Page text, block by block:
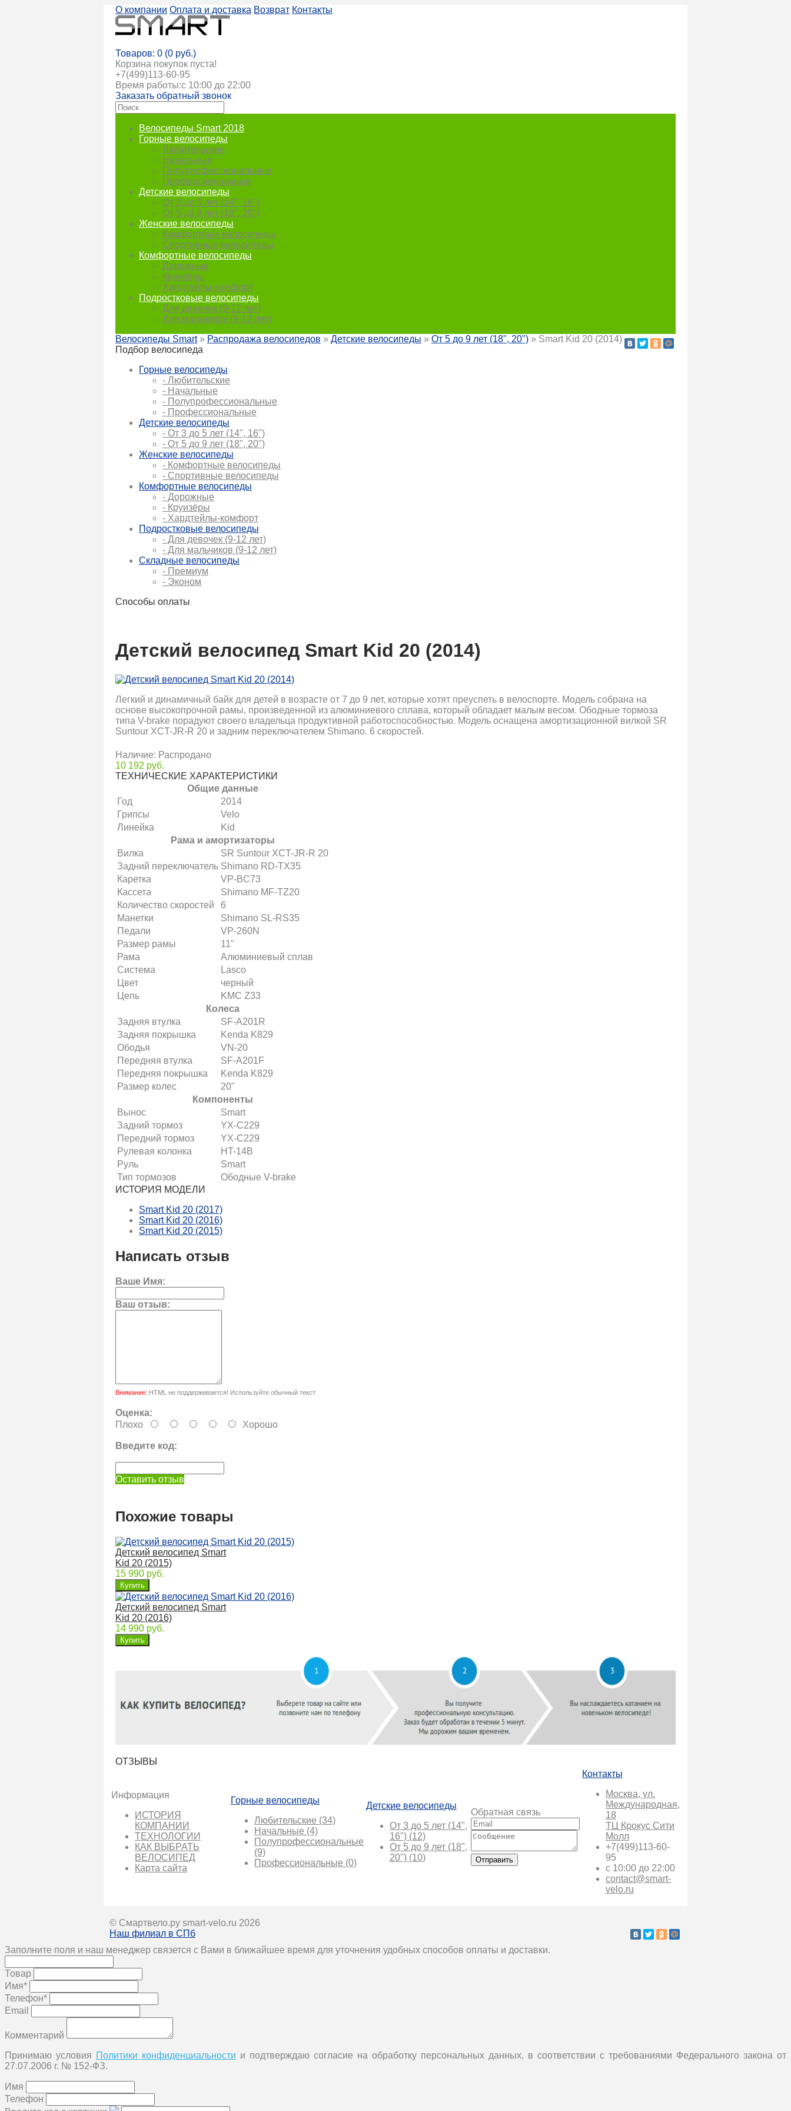
О компании Оплата и доставка Возврат Контакты
Товаров: 0 (0 руб.)
Корзина покупок пуста!
+7(499)113-60-95
Время работы:с 10:00 до 22:00
Заказать обратный звонок
Велосипеды Smart 2018
Горные велосипеды
Любительские
Начальные
Полупрофессиональные
Профессиональные
Детские велосипеды
От 3 до 5 лет (14", 16")
От 5 до 9 лет (18", 20")
Женские велосипеды
Комфортные велосипеды
Спортивные велосипеды
Комфортные велосипеды
Дорожные
Круизёры
Хардтейлы-комфорт
Подростковые велосипеды
Для девочек (9-12 лет)
Для мальчиков (9-12 лет)
Велосипеды Smart» Распродажа велосипедов » Детские велосипеды » От 5 до 9 лет (18", 20") » Smart Kid 20 (2014)
Подбор велосипеда
Горные велосипеды
- Любительские
- Начальные
- Полупрофессиональные
- Профессиональные
Детские велосипеды
- От 3 до 5 лет (14", 16")
- От 5 до 9 лет (18", 20")
Женские велосипеды
- Комфортные велосипеды
- Спортивные велосипеды
Комфортные велосипеды
- Дорожные
- Круизёры
- Хардтейлы-комфорт
Подростковые велосипеды
- Для девочек (9-12 лет)
- Для мальчиков (9-12 лет)
Складные велосипеды
- Премиум
- Эконом
Способы оплаты
Детский велосипед Smart Kid 20 (2014)
Легкий и динамичный байк для детей в возрасте от 7 до 9 лет, которые хотят преуспеть в велоспорте. Модель собрана на
основе высокопрочной рамы, произведенной из алюминиевого сплава, который обладает малым весом. Ободные тормоза
типа V-brake порадуют своего владельца продуктивной работоспособностью. Модель оснащена амортизационной вилкой SR
Suntour XCT-JR-R 20 и задним переключателем Shimano. 6 скоростей.
Наличие: Распродано
10 192 руб.
ТЕХНИЧЕСКИЕ ХАРАКТЕРИСТИКИ
Общие данные
Год
2014
Грипсы
Velo
Линейка
Kid
Рама и амортизаторы
Вилка
SR Suntour XCT-JR-R 20
Задний переключатель Shimano RD-TX35
Каретка
VP-BC73
Кассета
Shimano MF-TZ20
Количество скоростей
6
Манетки
Shimano SL-RS35
Педали
VP-260N
Размер рамы
11"
Рама
Алюминиевый сплав
Система
Lasco
Цвет
черный
Цепь
KMC Z33
Колеса
Задняя втулка
SF-A201R
Задняя покрышка
Kenda K829
Ободья
VN-20
Передняя втулка
SF-A201F
Передняя покрышка
Kenda K829
Размер колес
20"
Компоненты
Вынос
Smart
Задний тормоз
YX-C229
Передний тормоз
YX-C229
Рулевая колонка
HT-14B
Руль
Smart
Тип тормозов
Ободные V-brake
ИСТОРИЯ МОДЕЛИ
Smart Kid 20 (2017)
Smart Kid 20 (2016)
Smart Kid 20 (2015)
Написать отзыв
Ваше Имя:
Ваш отзыв:
Внимание: HTML не поддерживается! Используйте обычный текст.
Оценка:
Плохо
Хорошо
Введите код:
Оставить отзыв
Похожие товары
Детский велосипед Smart
Kid 20 (2015)
15 990 руб.
Детский велосипед Smart
Kid 20 (2016)
14 990 руб.
ОТЗЫВЫ
Информация
ИСТОРИЯ
КОМПАНИИ
ТЕХНОЛОГИИ
КАК ВЫБРАТЬ
ВЕЛОСИПЕД
Карта сайта
Горные велосипеды
Любительские (34)
Начальные (4)
Полупрофессиональные
(9)
Профессиональные (0)
Детские велосипеды
От 3 до 5 лет (14",
16") (12)
От 5 до 9 лет (18",
20") (10)
Обратная связь
Отправить
Контакты
Москва, ул.
Международная,
18
ТЦ Крокус Сити
Молл
+7(499)113-60-
95
с 10:00 до 22:00
contact@smart-
velo.ru
© Смартвело.ру smart-velo.ru 2026
Наш филиал в СПб
Заполните поля и наш менеджер связется с Вами в ближайшее время для уточнения удобных способов оплаты и доставки.
Товар
Имя*
Телефон*
Email
Комментарий
Принимаю условия Политики конфиденциальности и подтверждаю согласие на обработку персональных данных, в соответствии с требованиями Федерального закона от
27.07.2006 г. № 152-ФЗ.
Имя
Телефон